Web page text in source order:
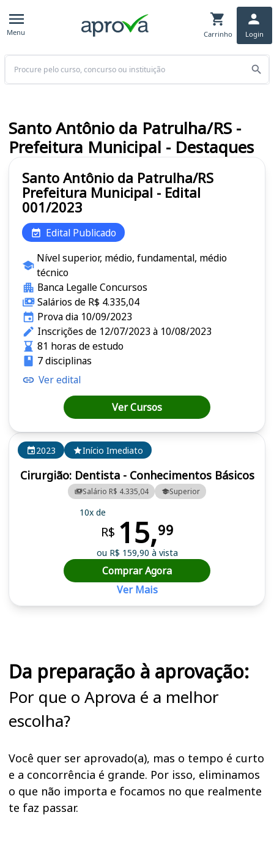
Menu Carrinho Login
Buscar
2023 Início Imediato
Cirurgião: Dentista - Conhecimentos Básicos
Salário R$ 4.335,04 Superior
10x de
R$ 15,99
ou R$ 159,90 à vista
Comprar Agora
Ver Mais
Santo Antônio da Patrulha/RS
Prefeitura Municipal - Edital
001/2023
Edital Publicado
Nível superior, médio, fundamental, médio
técnico
Banca Legalle Concursos
Salários de R$ 4.335,04
Prova dia 10/09/2023
Inscrições de 12/07/2023 à 10/08/2023
81 horas de estudo
7 disciplinas
Ver edital
Ver Cursos
Santo Antônio da Patrulha/RS -
Prefeitura Municipal - Destaques
Da preparação à aprovação:
Por que o Aprova é a melhor
escolha?
Você quer ser aprovado(a), mas o tempo é curto
e a concorrência é grande. Por isso, eliminamos
o que não importa e focamos no que realmente
te faz passar.